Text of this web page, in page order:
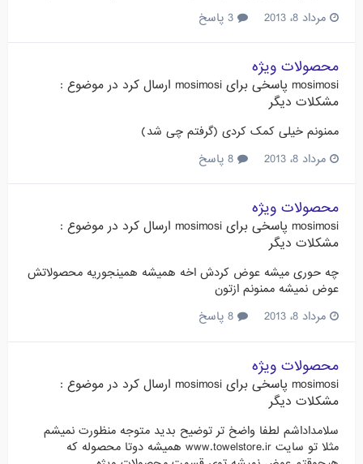
مرداد 8، 2013
محصولات ویژه
mosimosi پاسخی برای mosimosi ارسال کرد در موضوع :
مشکلات دیگر
ممنونم خیلی کمک کردی (گرفتم چی شد)
مرداد 8، 2013
محصولات ویژه
mosimosi پاسخی برای mosimosi ارسال کرد در موضوع :
مشکلات دیگر
چه حوری میشه عوض کردش اخه همیشه همینجوریه محصولاتش
عوض نمیشه ممنونم ازتون
مرداد 8، 2013
محصولات ویژه
mosimosi پاسخی برای mosimosi ارسال کرد در موضوع :
مشکلات دیگر
سلامداداشم لطفا واضخ تر توضیح بدید متوجه منظورت نمیشم
مثلا تو سایت www.towelstore.ir همیشه دوتا محصوله که